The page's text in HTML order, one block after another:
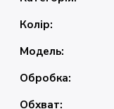
Колір:
Модель:
Обробка:
Обхват: